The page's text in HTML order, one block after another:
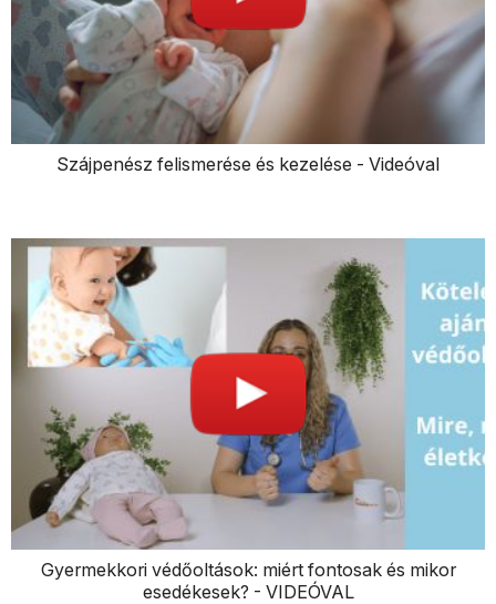
Szájpenész felismerése és kezelése - Videóval
Gyermekkori védőoltások: miért fontosak és mikor
esedékesek? - VIDEÓVAL